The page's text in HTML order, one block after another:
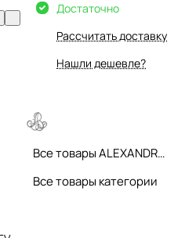
Достаточно
Рассчитать доставку
Нашли дешевле?
Все товары ALEXANDRE VASSILIEV
Все товары категории